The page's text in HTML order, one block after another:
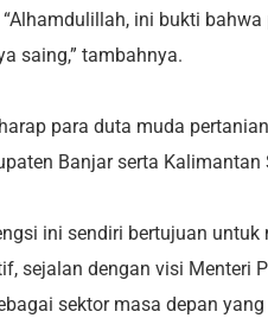
ini bukti
saing,” tambahnya.
para duta muda
Banjar serta
ini sendiri bertujuan
sejalan dengan visi Menteri
sektor masa depan